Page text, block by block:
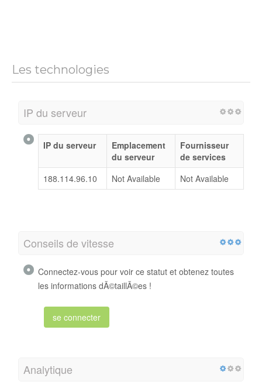
Les technologies
IP du serveur
IP du serveur
Emplacement
du serveur
Fournisseur
de services
188.114.96.10
Not Available Not Available
Conseils de vitesse
Connectez-vous pour voir ce statut et obtenez toutes
les informations dÃ©taillÃ©es !
se connecter
Analytique